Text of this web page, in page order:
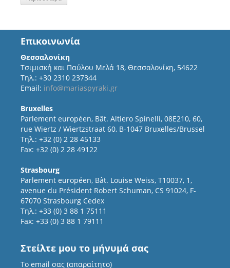
Επικοινωνία
Θεσσαλονίκη
Τσιμισκή και Παύλου Μελά 18, Θεσσαλονίκη, 54622
Τηλ.: +30 2310 237344
Email: info@mariaspyraki.gr
Bruxelles
Parlement européen, Bât. Altiero Spinelli, 08E210, 60,
rue Wiertz / Wiertzstraat 60, B-1047 Bruxelles/Brussel
Τηλ.: +32 (0) 2 28 45133
Fax: +32 (0) 2 28 49122
Strasbourg
Parlement européen, Bât. Louise Weiss, T10037, 1,
avenue du Président Robert Schuman, CS 91024, F-
67070 Strasbourg Cedex
Τηλ.: +33 (0) 3 88 1 75111
Fax: +33 (0) 3 88 1 79111
Στείλτε μου το μήνυμά σας
Το email σας (απαραίτητο)